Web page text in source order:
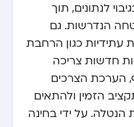
לנתונים, תוך
הנדרשות. גם
עתידיות כגון הרחבת
חדשות צריכה
הערכת הצרכים
הזמין ולהתאים
על ידי בחינה